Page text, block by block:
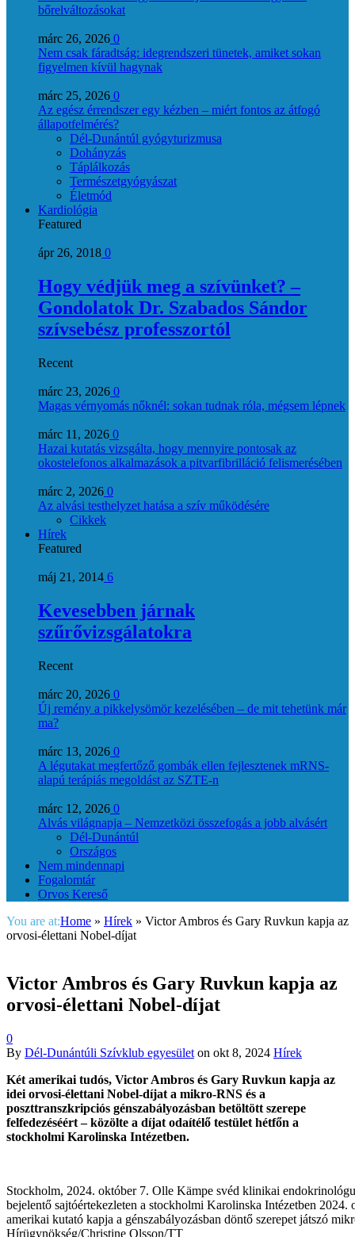
bőrelváltozásokat
márc 26, 2026 0
Nem csak fáradtság: idegrendszeri tünetek, amiket sokan
figyelmen kívül hagynak
márc 25, 2026 0
Az egész érrendszer egy kézben – miért fontos az átfogó
állapotfelmérés?
Dél-Dunántúl gyógyturizmusa
Dohányzás
Táplálkozás
Természetgyógyászat
Életmód
Kardiológia
Featured
ápr 26, 2018 0
Hogy védjük meg a szívünket? –
Gondolatok Dr. Szabados Sándor
szívsebész professzortól
Recent
márc 23, 2026 0
Magas vérnyomás nőknél: sokan tudnak róla, mégsem lépnek
márc 11, 2026 0
Hazai kutatás vizsgálta, hogy mennyire pontosak az
okostelefonos alkalmazások a pitvarfibrilláció felismerésében
márc 2, 2026 0
Az alvási testhelyzet hatása a szív működésére
Cikkek
Hírek
Featured
máj 21, 2014 6
Kevesebben járnak
szűrővizsgálatokra
Recent
márc 20, 2026 0
Új remény a pikkelysömör kezelésében – de mit tehetünk már
ma?
márc 13, 2026 0
A légutakat megfertőző gombák ellen fejlesztenek mRNS-
alapú terápiás megoldást az SZTE-n
márc 12, 2026 0
Alvás világnapja – Nemzetközi összefogás a jobb alvásért
Dél-Dunántúl
Országos
Nem mindennapi
Fogalomtár
Orvos Kereső
You are at:Home » Hírek » Victor Ambros és Gary Ruvkun kapja az
orvosi-élettani Nobel-díjat
Victor Ambros és Gary Ruvkun kapja az
orvosi-élettani Nobel-díjat
0
By Dél-Dunántúli Szívklub egyesület on okt 8, 2024 Hírek
Két amerikai tudós, Victor Ambros és Gary Ruvkun kapja az
idei orvosi-élettani Nobel-díjat a mikro-RNS és a
poszttranszkripciós génszabályozásban betöltött szerepe
felfedezéséért – közölte a díjat odaítélő testület hétfőn a
stockholmi Karolinska Intézetben.
Stockholm, 2024. október 7. Olle Kämpe svéd klinikai
bejelentő sajtóértekezleten a stockholmi Karolinska Intézetben
amerikai kutató kapja a génszabályozásban döntő szerepet játszó
Hírügynökség/Christine Olsson/TT